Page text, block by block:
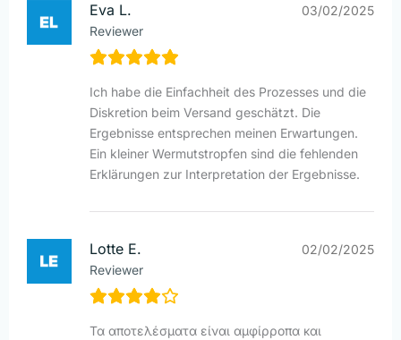
Eva L.
Reviewer
03/02/2025
Ich habe die Einfachheit des Prozesses und die
Diskretion beim Versand geschätzt. Die
Ergebnisse entsprechen meinen Erwartungen.
Ein kleiner Wermutstropfen sind die fehlenden
Erklärungen zur Interpretation der Ergebnisse.
Lotte E.
Reviewer
02/02/2025
Τα αποτελέσματα είναι αμφίρροπα και